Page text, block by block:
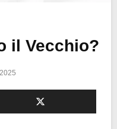
il Vecchio?